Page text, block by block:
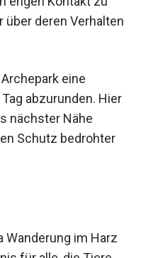
engen Kontakt zu
deren
eine
abzurunden.
im